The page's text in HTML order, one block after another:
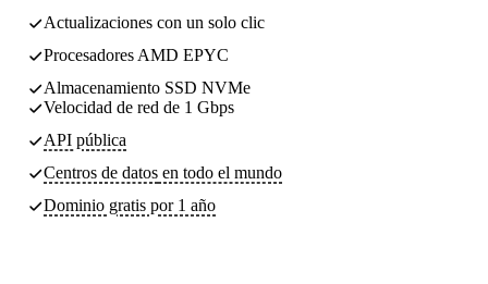
Actualizaciones con un solo clic
Procesadores AMD EPYC
Almacenamiento SSD NVMe
Velocidad de red de 1 Gbps
API pública
Centros de datos en todo el mundo
Dominio gratis por 1 año